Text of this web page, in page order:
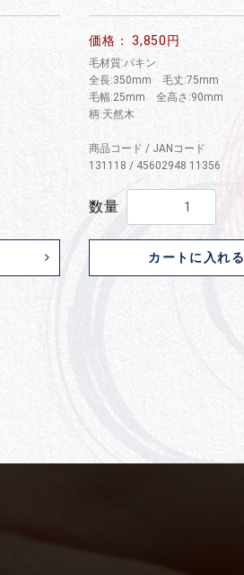
価格： 3,850円
毛材質:パキン
全長:350mm 毛丈:75mm
毛幅:25mm 全高さ:90mm
柄:天然木
商品コード / JANコード
131118 / 45602948 11356
数量
カートに入れる